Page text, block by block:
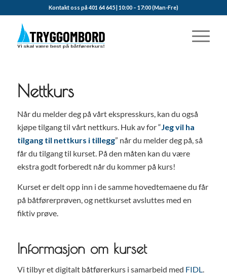
Kontakt oss på 401 64 645 | 10:00 – 17:00 (Man-Fre)
Nettkurs
Når du melder deg på vårt ekspresskurs, kan du også
kjøpe tilgang til vårt nettkurs. Huk av for “Jeg vil ha
tilgang til nettkurs i tillegg” når du melder deg på, så
får du tilgang til kurset. På den måten kan du være
ekstra godt forberedt når du kommer på kurs!
Kurset er delt opp inn i de samme hovedtemaene du får
på båtførerprøven, og nettkurset avsluttes med en
fiktiv prøve.
Informasjon om kurset
Vi tilbyr et digitalt båtførerkurs i samarbeid med FIDL.